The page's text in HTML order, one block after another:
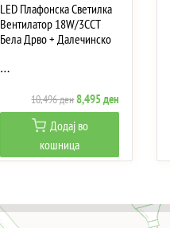
LED Плафонска Светилка
Вентилатор 18W/3CCT
Бела Дрво + Далечинско
…
10,496денOriginal
price
was:
10,496 ден.
8,495ден
price
Додај во
кошница